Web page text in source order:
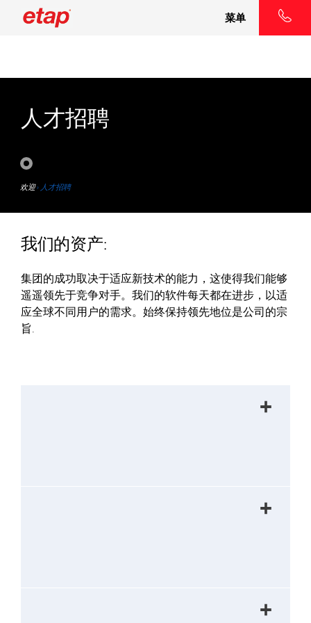
菜单
人才招聘
欢迎› 人才招聘
我们的资产:
集团的成功取决于适应新技术的能力，这使得我们能够
遥遥领先于竞争对手。我们的软件每天都在进步，以适
应全球不同用户的需求。始终保持领先地位是公司的宗
旨.
+
+
+